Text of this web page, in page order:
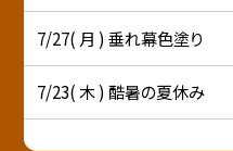
7/27( 月 ) 垂れ幕色塗り
7/23( 木 ) 酷暑の夏休み